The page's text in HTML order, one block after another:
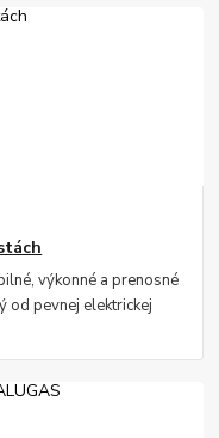
výkonné a prenosné
od pevnej elektrickej